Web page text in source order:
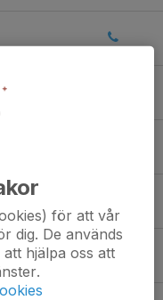
för att vår
dig. De används
hjälpa oss att